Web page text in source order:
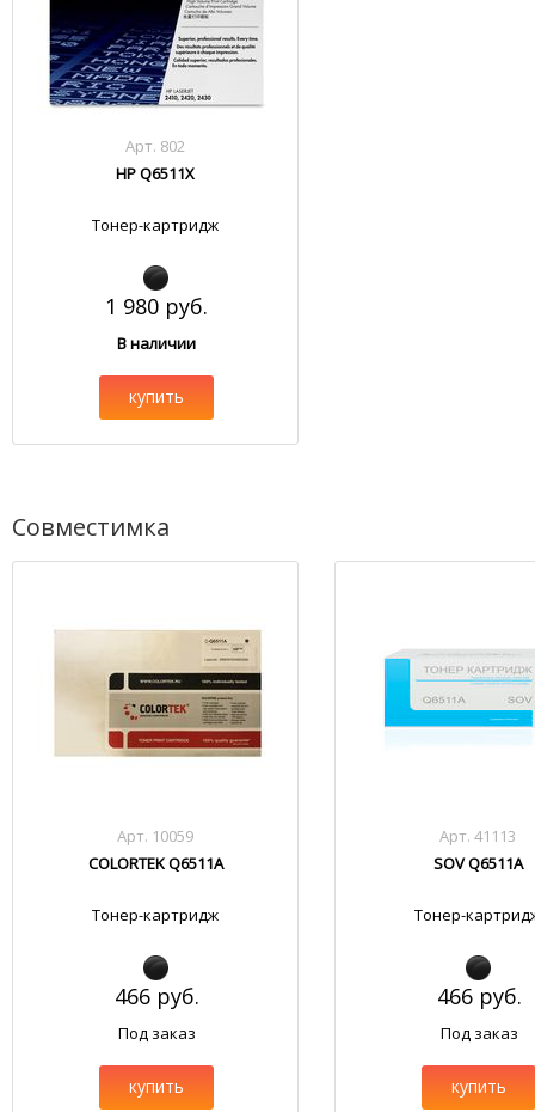
Арт. 802
HP Q6511X
Тонер-картридж
1 980 руб.
В наличии
купить
Совместимка
Арт. 10059
COLORTEK Q6511A
Тонер-картридж
466 руб.
Под заказ
купить
Арт. 41113
SOV Q6511A
Тонер-
466 руб.
Под заказ
купить